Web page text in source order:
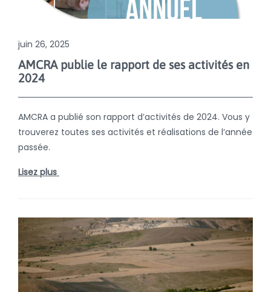
juin 26, 2025
AMCRA publie le rapport de ses activités en
2024
AMCRA a publié son rapport d’activités de 2024. Vous y
trouverez toutes ses activités et réalisations de l’année
passée.
Lisez plus